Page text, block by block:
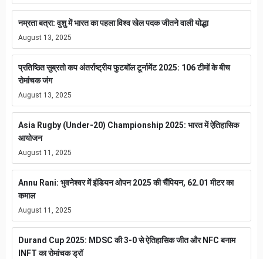
नम्रता बत्रा: वुशु में भारत का पहला विश्व खेल पदक जीतने वाली योद्धा
August 13, 2025
प्रतिष्ठित सुब्रतो कप अंतर्राष्ट्रीय फुटबॉल टूर्नामेंट 2025: 106 टीमों के बीच
रोमांचक जंग
August 13, 2025
Asia Rugby (Under-20) Championship 2025: भारत में ऐतिहासिक
आयोजन
August 11, 2025
Annu Rani: भुवनेश्वर में इंडियन ओपन 2025 की चैंपियन, 62.01 मीटर का
कमाल
August 11, 2025
Durand Cup 2025: MDSC की 3-0 से ऐतिहासिक जीत और NFC बनाम
INFT का रोमांचक ड्रॉ